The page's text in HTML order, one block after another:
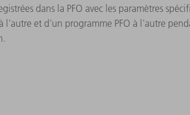
dans la PFO avec les paramètres
l'autre et d'un programme PFO à l'autre